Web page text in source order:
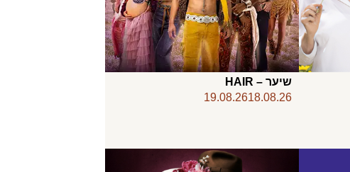
שיער – HAIR
18.08.26
19.08.26